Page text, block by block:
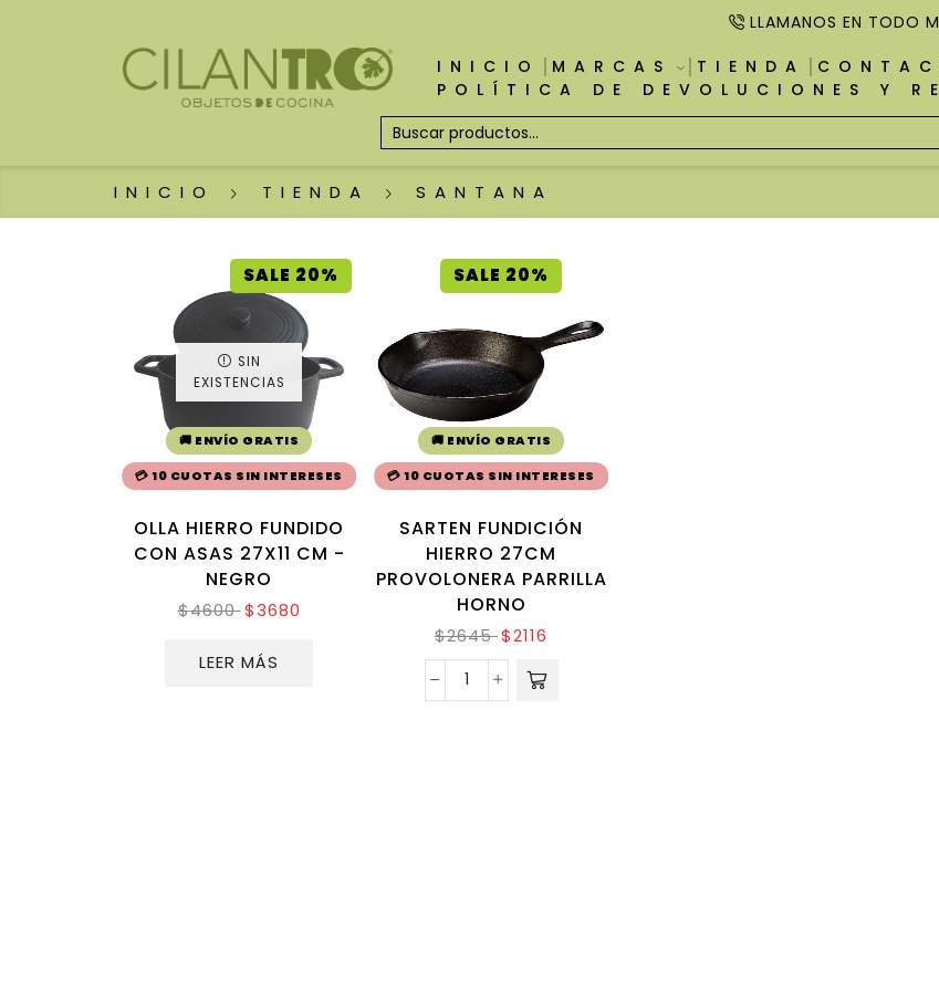
LLAMANOS EN TODO
INICIO
MARCAS TIENDA
POLÍTICA DE DEVOLUCIONES Y
INICIO TIENDA SANTANA
SALE 20%
SIN
EXISTENCIAS
🚚 ENVÍO GRATIS
💳 10 CUOTAS SIN INTERESES
OLLA HIERRO FUNDIDO
CON ASAS 27X11 CM -
NEGRO
$4600 $3680
LEER MÁS
SALE 20%
🚚 ENVÍO GRATIS
💳 10 CUOTAS SIN INTERESES
SARTEN FUNDICIÓN
HIERRO 27CM
PROVOLONERA PARRILLA
HORNO
$2645 $2116